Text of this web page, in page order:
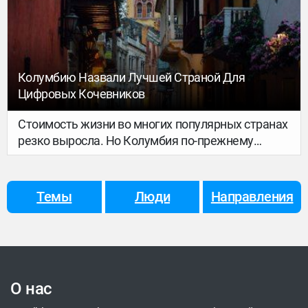
Колумбию Назвали Лучшей Страной Для
Цифровых Кочевников
Стоимость жизни во многих популярных странах
резко выросла. Но Колумбия по-прежнему
остается доступной страной для цифровых
страну отличным местом для жизни. Это
солнечное южноамериканское государство
Темы Люди Направления
О нас